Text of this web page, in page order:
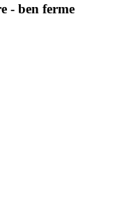
- ben ferme